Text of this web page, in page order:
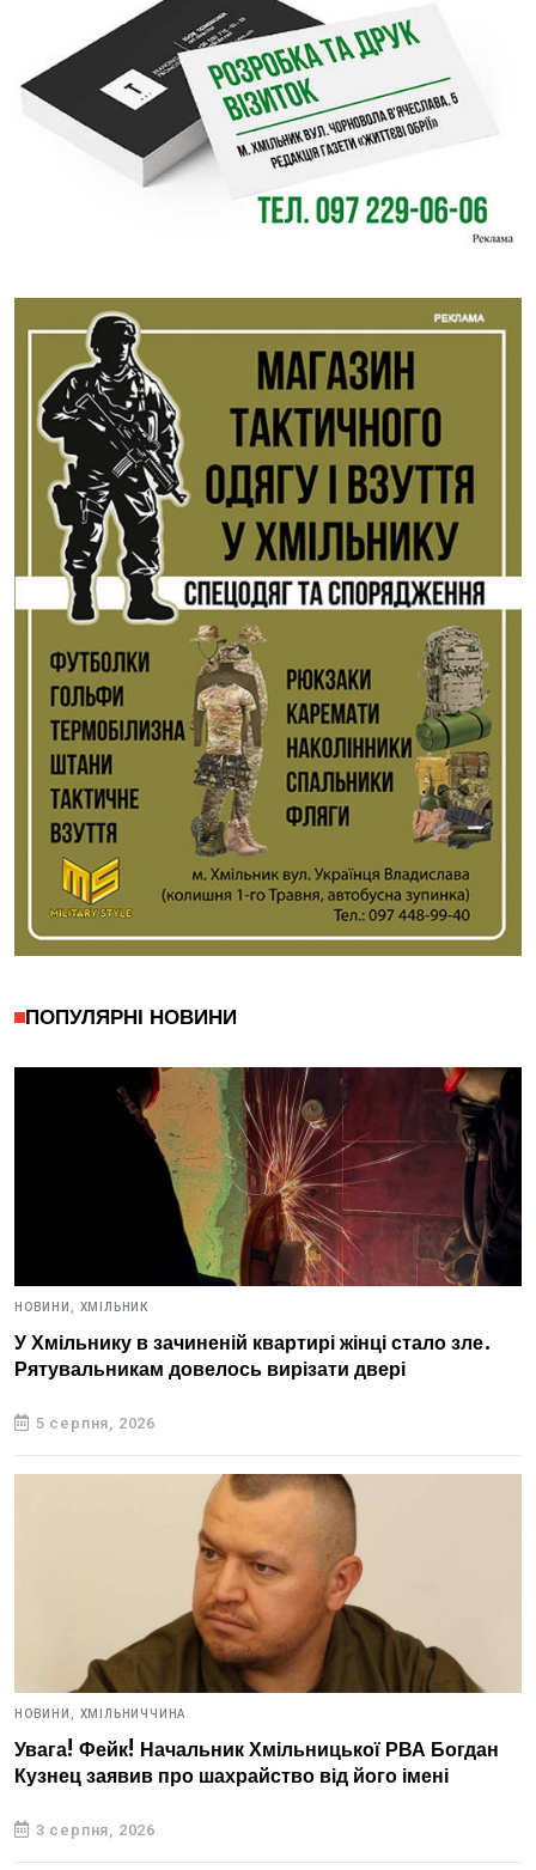
ПОПУЛЯРНІ НОВИНИ
НОВИНИ, ХМІЛЬНИК
У Хмільнику в зачиненій квартирі жінці стало зле.
Рятувальникам довелось вирізати двері
5 серпня, 2026
НОВИНИ, ХМІЛЬНИЧЧИНА
Увага! Фейк! Начальник Хмільницької РВА Богдан
Кузнец заявив про шахрайство від його імені
3 серпня, 2026